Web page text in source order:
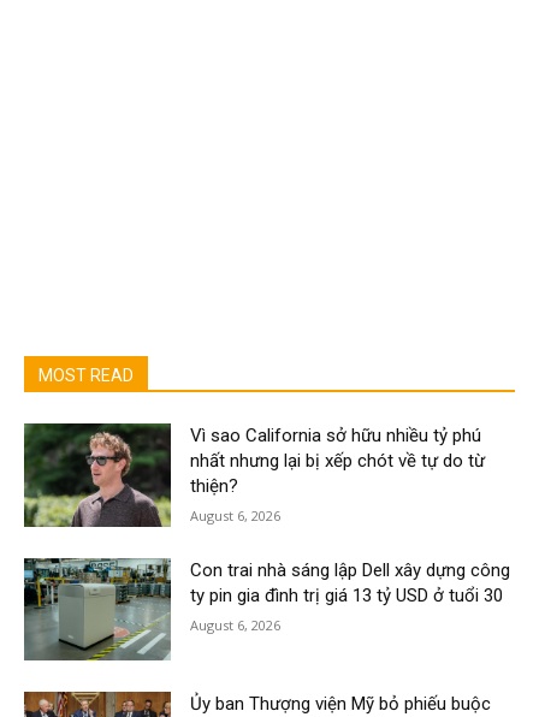
MOST READ
Vì sao California sở hữu nhiều tỷ phú
nhất nhưng lại bị xếp chót về tự do từ
thiện?
August 6, 2026
Con trai nhà sáng lập Dell xây dựng công
ty pin gia đình trị giá 13 tỷ USD ở tuổi 30
August 6, 2026
Ủy ban Thượng viện Mỹ bỏ phiếu buộc